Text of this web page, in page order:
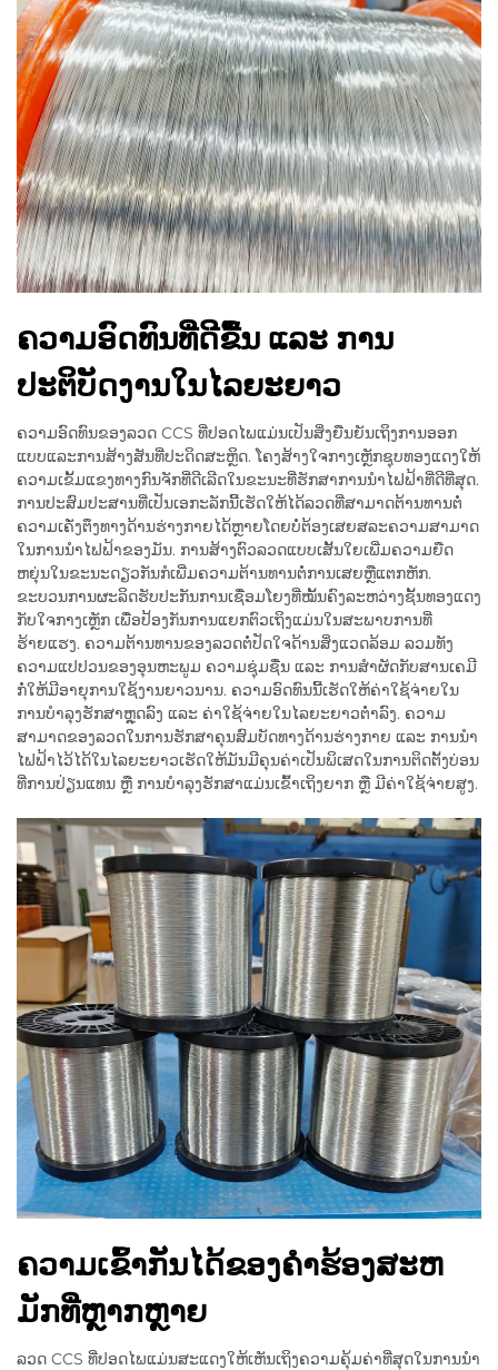
ຄວາມອົດທົນທີ່ດີຂື້ນ ແລະ ການ
ປະຕິບັດງານໃນໄລຍະຍາວ
ຄວາມອົດທົນຂອງລວດ CCS ທີ່ປອດໄພແມ່ນເປັນສິ່ງຍືນຍັນເຖິງການອອກ
ແບບແລະການສ້າງສັນທີ່ປະດິດສະຫຼິດ. ໂຄງສ້າງໃຈກາງເຫຼັກຊຸບທອງແດງໃຫ້
ຄວາມເຂັ້ມແຂງທາງກົນຈັກທີ່ດີເລີດໃນຂະນະທີ່ຮັກສາການນຳໄຟຟ້າທີ່ດີທີ່ສຸດ.
ການປະສົມປະສານທີ່ເປັນເອກະລັກນີ້ເຮັດໃຫ້ໄດ້ລວດທີ່ສາມາດຕ້ານທານຕໍ່
ຄວາມເຄັ່ງຕຶງທາງດ້ານຮ່າງກາຍໄດ້ຫຼາຍໂດຍບໍ່ຕ້ອງເສຍສລະຄວາມສາມາດ
ໃນການນຳໄຟຟ້າຂອງມັນ. ການສ້າງຕົວລວດແບບເສັ້ນໃຍເພີ່ມຄວາມຍືດ
ຫຍຸ່ນໃນຂະນະດຽວກັນກໍເພີ່ມຄວາມຕ້ານທານຕໍ່ການເສຍຫຼືແຕກຫັກ.
ຂະບວນການຜະລິດຮັບປະກັນການເຊື່ອມໂຍງທີ່ໝັ້ນຄົງລະຫວ່າງຊັ້ນທອງແດງ
ກັບໃຈກາງເຫຼັກ ເພື່ອປ້ອງກັນການແຍກຕົວເຖິງແມ່ນໃນສະພາບການທີ່
ຮ້າຍແຮງ. ຄວາມຕ້ານທານຂອງລວດຕໍ່ປັດໃຈດ້ານສິ່ງແວດລ້ອມ ລວມທັງ
ຄວາມແປປວນຂອງອຸນຫະພູມ ຄວາມຊຸ່ມຊື່ນ ແລະ ການສຳຜັດກັບສານເຄມີ
ກໍ່ໃຫ້ມີອາຍຸການໃຊ້ງານຍາວນານ. ຄວາມອົດທົນນີ້ເຮັດໃຫ້ຄ່າໃຊ້ຈ່າຍໃນ
ການບຳລຸງຮັກສາຫຼຸດລົງ ແລະ ຄ່າໃຊ້ຈ່າຍໃນໄລຍະຍາວຕ່ຳລົງ. ຄວາມ
ສາມາດຂອງລວດໃນການຮັກສາຄຸນສົມບັດທາງດ້ານຮ່າງກາຍ ແລະ ການນຳ
ໄຟຟ້າໄວ້ໄດ້ໃນໄລຍະຍາວເຮັດໃຫ້ມັນມີຄຸນຄ່າເປັນພິເສດໃນການຕິດຕັ້ງບ່ອນ
ທີ່ການປ່ຽນແທນ ຫຼື ການບຳລຸງຮັກສາແມ່ນເຂົ້າເຖິງຍາກ ຫຼື ມີຄ່າໃຊ້ຈ່າຍສູງ.
ຄວາມເຂົ້າກັນໄດ້ຂອງຄໍາຮ້ອງສະຫ
ມັກທີ່ຫຼາກຫຼາຍ
ລວດ CCS ທີ່ປອດໄພແມ່ນສະແດງໃຫ້ເຫັນເຖິງຄວາມຄຸ້ມຄ່າທີ່ສຸດໃນການນຳ